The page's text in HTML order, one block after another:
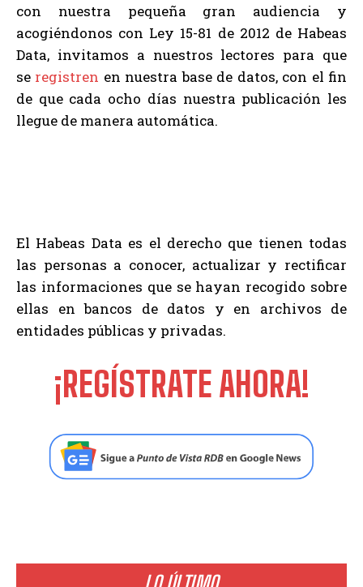
con nuestra pequeña gran audiencia y
acogiéndonos con Ley 15-81 de 2012 de Habeas
Data, invitamos a nuestros lectores para que
se registren en nuestra base de datos, con el fin
de que cada ocho días nuestra publicación les
llegue de manera automática.
El Habeas Data es el derecho que tienen todas
las personas a conocer, actualizar y rectificar
las informaciones que se hayan recogido sobre
ellas en bancos de datos y en archivos de
entidades públicas y privadas.
¡REGÍSTRATE AHORA!
LO ÚLTIMO